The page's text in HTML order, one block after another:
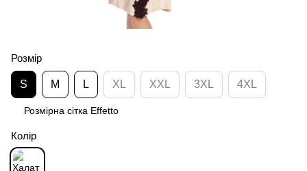
Розмір
S M L XL XXL 3XL 4XL
Розмірна сітка Effetto
Колір